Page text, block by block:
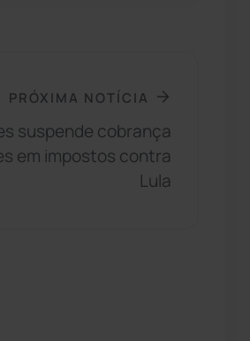
PRÓXIMA NOTÍCIA
suspende cobrança
em impostos contra
Lula